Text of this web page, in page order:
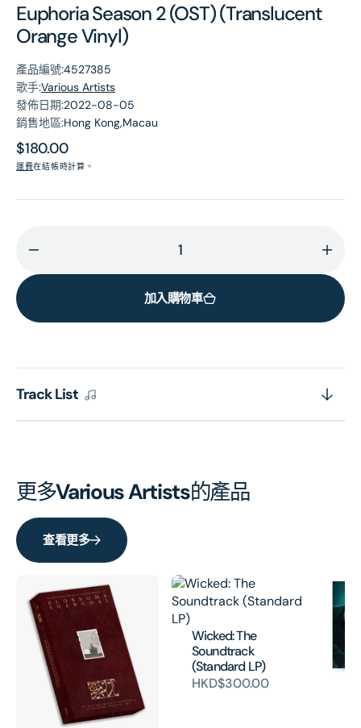
Euphoria Season 2 (OST) (Translucent
Orange Vinyl)
產品編號:4527385
歌手:Various Artists
發佈日期:2022-08-05
銷售地區:Hong Kong,Macau
原
價
$180.00
運費在結帳時計算。
Season
Orange
Vinyl)
量
增
加
加入購物車
Track List
更多Various Artists的產品
查看更多
Wicked: The
Soundtrack
(Standard LP)
HKD$300.00